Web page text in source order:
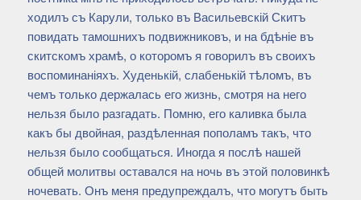
ходилъ съ Карули, только въ Васильевскій Скитъ
повидать тамошнихъ подвижниковъ, и на бдѣніе въ
скитскомъ храмѣ, о которомъ я говорилъ въ своихъ
воспоминаніяхъ. Худенькій, слабенькій тѣломъ, въ
чемъ только держалась его жизнь, смотря на него
нельзя было разгадать. Помню, его каливка была
какъ бы двойная, раздѣленная пополамъ такъ, что
нельзя было сообщаться. Иногда я послѣ нашей
общей молитвы оставался на ночь въ этой половинкѣ
ночевать. Онъ меня предупреждалъ, что могутъ быть